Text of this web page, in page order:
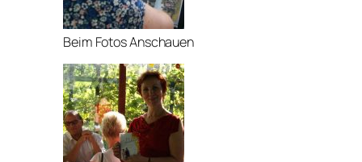
Beim Fotos Anschauen